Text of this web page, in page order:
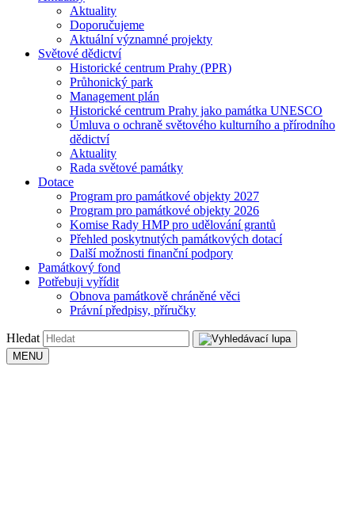
Aktuality
Doporučujeme
Aktuální významné projekty
Světové dědictví
Historické centrum Prahy (PPR)
Průhonický park
Management plán
Historické centrum Prahy jako památka UNESCO
Úmluva o ochraně světového kulturního a přírodního
dědictví
Aktuality
Rada světové památky
Dotace
Program pro památkové objekty 2027
Program pro památkové objekty 2026
Komise Rady HMP pro udělování grantů
Přehled poskytnutých památkových dotací
Další možnosti finanční podpory
Památkový fond
Potřebuji vyřídit
Obnova památkově chráněné věci
Právní předpisy, příručky
Hledat
MENU